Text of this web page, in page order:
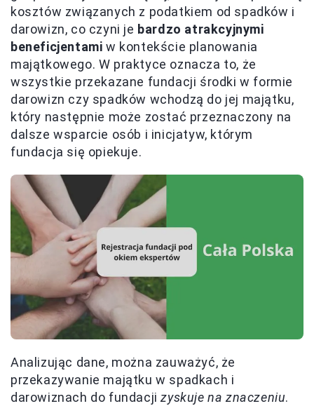
kosztów związanych z podatkiem od spadków i
darowizn, co czyni je bardzo atrakcyjnymi
beneficjentami w kontekście planowania
majątkowego. W praktyce oznacza to, że
wszystkie przekazane fundacji środki w formie
darowizn czy spadków wchodzą do jej majątku,
który następnie może zostać przeznaczony na
dalsze wsparcie osób i inicjatyw, którym
fundacja się opiekuje.
Analizując dane, można zauważyć, że
przekazywanie majątku w spadkach i
darowiznach do fundacjizyskuje na znaczeniu.